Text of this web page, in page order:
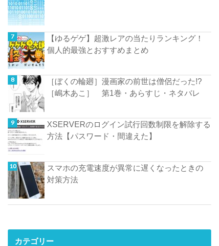
【ゆるゲゲ】超激レアの当たりランキング！
個人的最強とおすすめまとめ
［ぼくの輪廻］漫画家の前世は僧侶だった!?
［嶋木あこ］ 第1巻・あらすじ・ネタバレ
XSERVERのログイン試行回数制限を解除する
方法【パスワード・間違えた】
スマホの充電速度が異常に遅くなったときの
対策方法
カテゴリー